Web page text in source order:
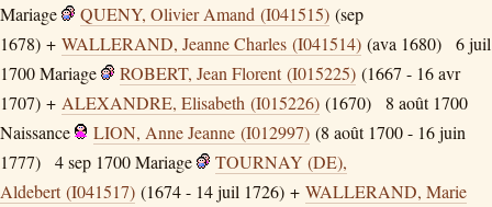
Mariage
QUENY, Olivier Amand (I041515) (sep
1678) + WALLERAND, Jeanne Charles (I041514) (ava 1680)
6 juil
1700Mariage ROBERT, Jean Florent (I015225) (1667 - 16 avr
1707) + ALEXANDRE, Elisabeth (I015226) (1670)
8 août 1700
Naissance
LION, Anne Jeanne (I012997) (8 août 1700 - 16 juin
1777)
4 sep 1700Mariage
TOURNAY (DE),
Aldebert (I041517) (1674 - 14 juil 1726) + WALLERAND, Marie